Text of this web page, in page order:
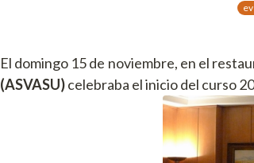
El domingo 15 de noviembre, en el
(ASVASU)celebraba el inicio del curso